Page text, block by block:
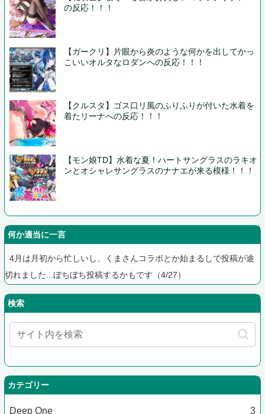
の反応！！！
【ガークリ】片眼から炎のような何かを出してかっ
こいいオルタなロダンへの反応！！！
【クルスタ】ゴス口リ風のふりふりが付いた水着を
着たリーナへの反応！！！
【モン娘TD】水着な夏！ハートサングラスのラキオ
ンとオシャレサングラスのナナエが来る模様！！！
何か適当に一言
4月は月初から忙しいし、くまさんコラボとか始まるしで投稿が途
切れました...ぼちぼち投稿するかもです（4/27）
検索
カテゴリー
Deep One 3